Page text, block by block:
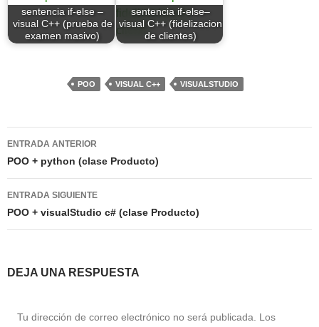
sentencia if-else –
visual C++ (prueba de
examen masivo)
sentencia if-else–
visual C++ (fidelizacion
de clientes)
POO VISUAL C++ VISUALSTUDIO
Navegación
de
entradas
ENTRADA ANTERIOR
POO + python (clase Producto)
ENTRADA SIGUIENTE
POO + visualStudio c# (clase Producto)
DEJA UNA RESPUESTA
Tu dirección de correo electrónico no será publicada.
Los